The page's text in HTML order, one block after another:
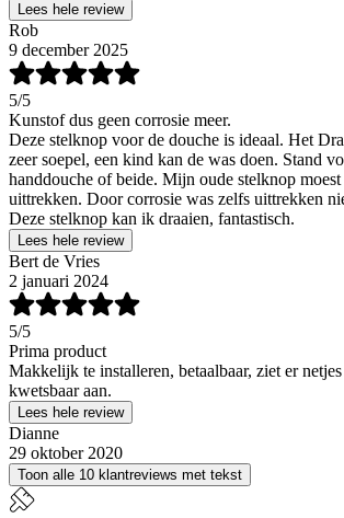
Lees hele review
Rob
9 december 2025
5/5
Kunstof dus geen corrosie meer.
Deze stelknop voor de douche is ideaal. Het
zeer soepel, een kind kan de was doen. Stand
handdouche of beide. Mijn oude stelknop
uittrekken. Door corrosie was zelfs uittrekken
Deze stelknop kan ik draaien, fantastisch.
Lees hele review
Bert de Vries
2 januari 2024
5/5
Prima product
Makkelijk te installeren, betaalbaar, ziet er
kwetsbaar aan.
Lees hele review
Dianne
29 oktober 2020
Toon alle 10 klantreviews met tekst